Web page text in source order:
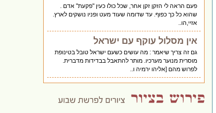
פעם הראה לי הזקן זקן אחר, שכל כולו כעין "פקעת" אדם .
שהוא כל כך כפוף. עד שדומה שעוד מעט ופניו נושקים לארץ.
אזיי,הו..
אין מסלול עוקף עם ישראל
גם זה צריך שיאמר : מה עושים כשעם ישראל טובל בטינופת
מוסרית מנוער מערכיו. מותר להתאבל בבדידות מדברית.
לפרוש מהם [אליהו ירמיה ו..